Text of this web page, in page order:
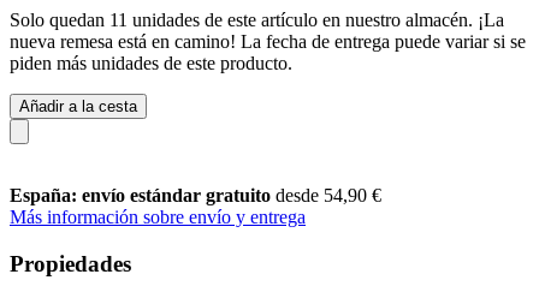
Solo quedan 11 unidades de este artículo en nuestro almacén. ¡La
nueva remesa está en camino! La fecha de entrega puede variar si se
piden más unidades de este producto.
Añadir a la cesta
España: envío estándar gratuito desde 54,90 €
Más información sobre envío y entrega
Propiedades